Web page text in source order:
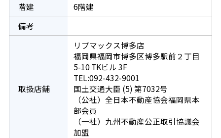
階建
6階建
備考
取扱店舗
リブマックス博多店
福岡県福岡市博多区博多駅前２丁目
5-10 TKビル 3F
TEL:092-432-9001
国土交通大臣 (5) 第7032号
（公社）全日本不動産協会福岡県本
部会員
（一社）九州不動産公正取引協議会
加盟